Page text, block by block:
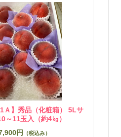
1Ａ】秀品（化粧箱） 5Lサ
～11玉入（約4㎏）
円
（税込み）